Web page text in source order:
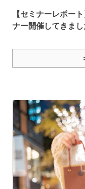
【セミナーレポー
ナー開催してきま